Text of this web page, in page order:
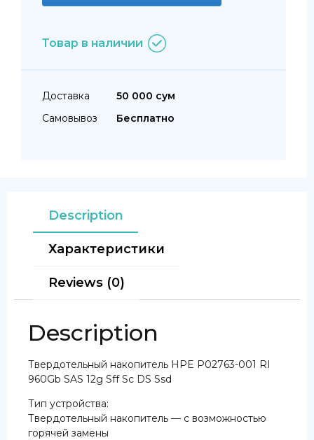
Товар в наличии
Доставка
50 000 сум
Самовывоз
Бесплатно
Description
Характеристики
Reviews (0)
Description
Твердотельный накопитель HPE P02763-001 RI
960Gb SAS 12g Sff Sc DS Ssd
Тип устройства:
Твердотельный накопитель — с возможностью
горячей замены